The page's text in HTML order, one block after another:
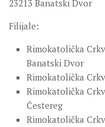
23213 Banatski Dvor
Filijale:
Rimokatolička
Banatski Dvor
Rimokatolička
Rimokatolička
Čestereg
Rimokatolička